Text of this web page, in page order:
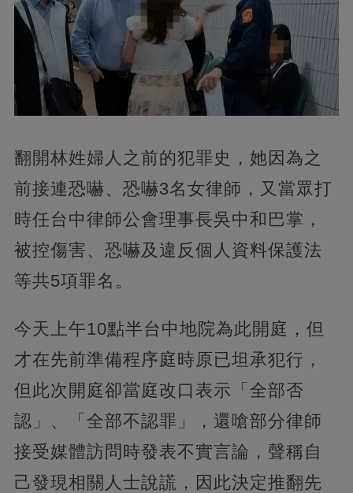
翻開林姓婦人之前的犯罪史，她因為之
前接連恐嚇、恐嚇3名女律師，又當眾打
時任台中律師公會理事長吳中和巴掌，
被控傷害、恐嚇及違反個人資料保護法
等共5項罪名。
今天上午10點半台中地院為此開庭，但
才在先前準備程序庭時原已坦承犯行，
但此次開庭卻當庭改口表示「全部否
認」、「全部不認罪」，還嗆部分律師
接受媒體訪問時發表不實言論，聲稱自
己發現相關人士說謊，因此決定推翻先